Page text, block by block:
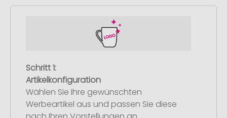
Schritt 1:
Artikelkonfiguration
Wählen Sie Ihre gewünschten
Werbeartikel aus und passen Sie diese